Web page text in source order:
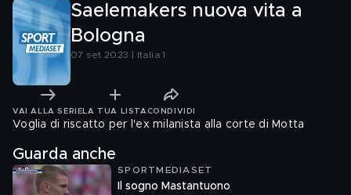
Saelemakers nuova vita a
Bologna
07 set 2023 | Italia 1
VAI ALLA SERIE LA TUA LISTA CONDIVIDI
Voglia di riscatto per l'ex milanista alla corte di Motta
Guarda anche
SPORTMEDIASET
Il sogno Mastantuono